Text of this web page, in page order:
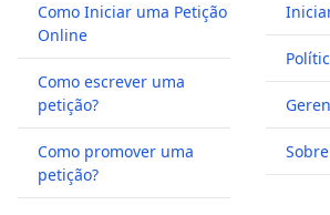
Como Iniciar uma Petição
Online
Como escrever uma
petição?
Como promover uma
petição?